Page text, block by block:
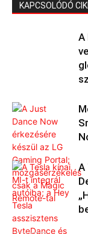
KAPCSOLÓDÓ
A
A